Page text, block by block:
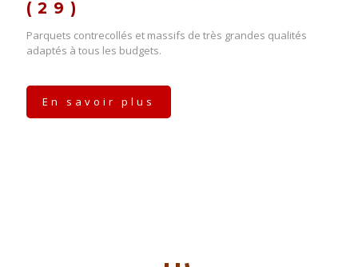
(29)
Parquets contrecollés et massifs de très grandes qualités
adaptés à tous les budgets.
En savoir plus